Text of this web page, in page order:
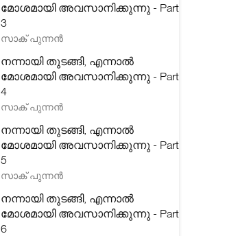
മോശമായി അവസാനിക്കുന്നു - Part
3
സാക് പുന്നൻ
നന്നായി തുടങ്ങി, എന്നാൽ
മോശമായി അവസാനിക്കുന്നു - Part
4
സാക് പുന്നൻ
നന്നായി തുടങ്ങി, എന്നാൽ
മോശമായി അവസാനിക്കുന്നു - Part
5
സാക് പുന്നൻ
നന്നായി തുടങ്ങി, എന്നാൽ
മോശമായി അവസാനിക്കുന്നു - Part
6